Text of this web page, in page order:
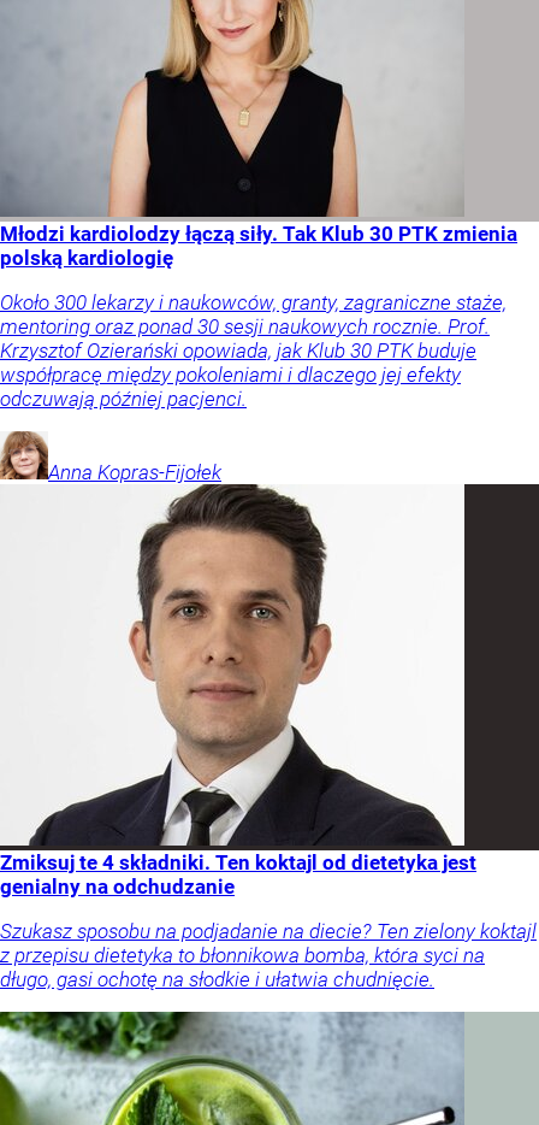
Młodzi kardiolodzy łączą siły. Tak Klub 30 PTK zmienia
polską kardiologię
Około 300 lekarzy i naukowców, granty, zagraniczne staże,
mentoring oraz ponad 30 sesji naukowych rocznie. Prof.
Krzysztof Ozierański opowiada, jak Klub 30 PTK buduje
współpracę między pokoleniami i dlaczego jej efekty
odczuwają później pacjenci.
Anna Kopras-Fijołek
Zmiksuj te 4 składniki. Ten koktajl od dietetyka jest
genialny na odchudzanie
Szukasz sposobu na podjadanie na diecie? Ten zielony koktajl
z przepisu dietetyka to błonnikowa bomba, która syci na
długo, gasi ochotę na słodkie i ułatwia chudnięcie.